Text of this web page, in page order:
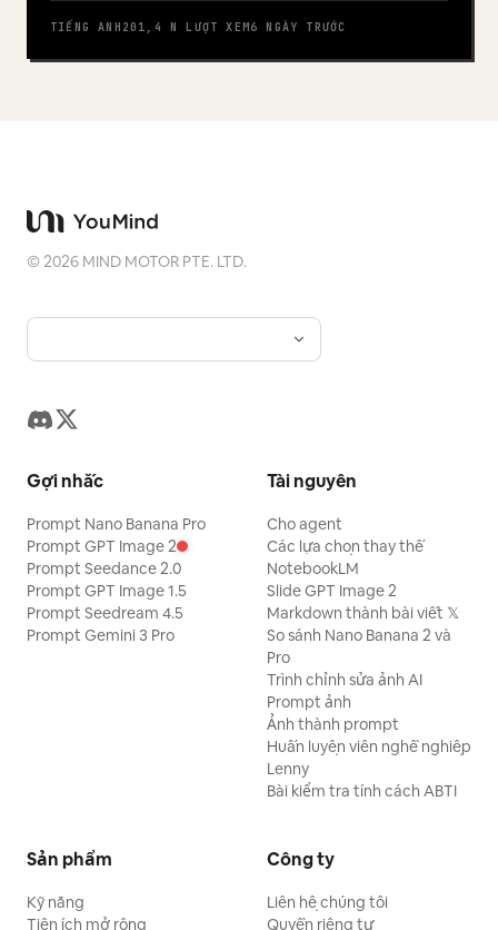
TIẾNG ANH 201,4 N LƯỢT XEM6 NGÀY TRƯỚC
©2026 MIND MOTOR PTE. LTD.
Gợi nhắc
Prompt Nano Banana Pro
Prompt GPT Image 2
Prompt Seedance 2.0
Prompt GPT Image 1.5
Prompt Seedream 4.5
Prompt Gemini 3 Pro
Tài nguyên
Cho agent
Các lựa chọn thay thế
NotebookLM
Slide GPT Image 2
Markdown thành bài viết 𝕏
So sánh Nano Banana 2 và
Pro
Trình chỉnh sửa ảnh AI
Prompt ảnh
Ảnh thành prompt
Huấn luyện viên nghề nghiệp
Lenny
Bài kiểm tra tính cách ABTI
Sản phẩm
Kỹ năng
Tiện ích mở rộng
Công ty
Liên hệ chúng tôi
Quyền riêng tư